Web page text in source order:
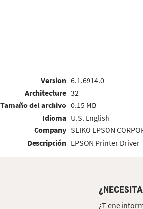
Version
Architecture
Tamaño del archivo
Idioma
Company
Descripción
6.1.6914.0
32
0.15 MB
U.S. English
SEIKO EPSON
EPSON Printer Driver
¿Tiene